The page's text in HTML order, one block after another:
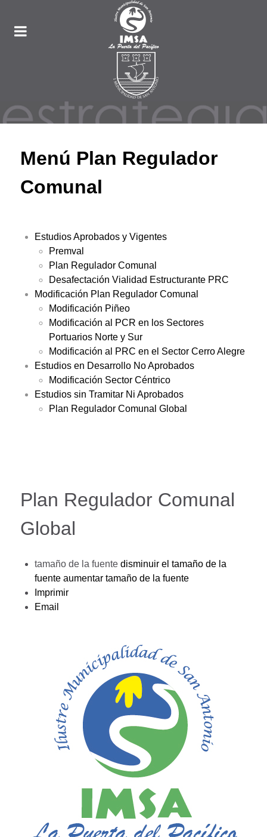
Menú Plan Regulador
Comunal
Estudios Aprobados y Vigentes
Premval
Plan Regulador Comunal
Desafectación Vialidad Estructurante PRC
Modificación Plan Regulador Comunal
Modificación Piñeo
Modificación al PCR en los Sectores
Portuarios Norte y Sur
Modificación al PRC en el Sector Cerro Alegre
Estudios en Desarrollo No Aprobados
Modificación Sector Céntrico
Estudios sin Tramitar Ni Aprobados
Plan Regulador Comunal Global
Plan Regulador Comunal
Global
tamaño de la fuente disminuir el tamaño de la
fuente aumentar tamaño de la fuente
Imprimir
Email